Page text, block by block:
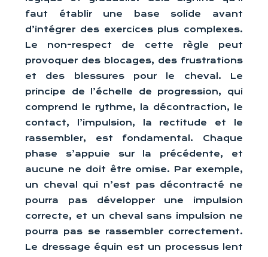
faut établir une base solide avant
d’intégrer des exercices plus complexes.
Le non-respect de cette règle peut
provoquer des blocages, des frustrations
et des blessures pour le cheval. Le
principe de l’échelle de progression, qui
comprend le rythme, la décontraction, le
contact, l’impulsion, la rectitude et le
rassembler, est fondamental. Chaque
phase s’appuie sur la précédente, et
aucune ne doit être omise. Par exemple,
un cheval qui n’est pas décontracté ne
pourra pas développer une impulsion
correcte, et un cheval sans impulsion ne
pourra pas se rassembler correctement.
Le dressage équin est un processus lent